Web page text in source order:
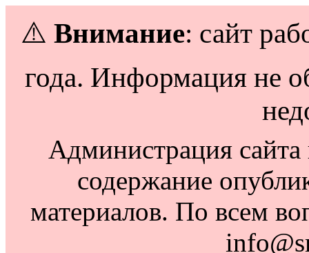
⚠️ Внимание: сайт
года. Информация не
Администрация сайта
содержание
материалов. По всем